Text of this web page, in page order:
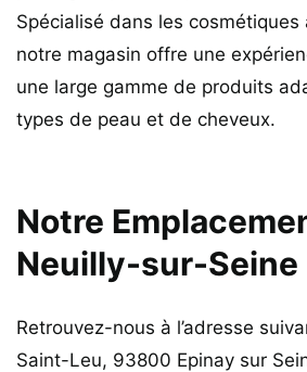
Spécialisé dans les
notre magasin offre une
une large gamme de produits
types de peau et de cheveux.
Notre
Neuilly-sur-Seine
Retrouvez-nous à l’adresse
Saint-Leu, 93800 Epinay sur